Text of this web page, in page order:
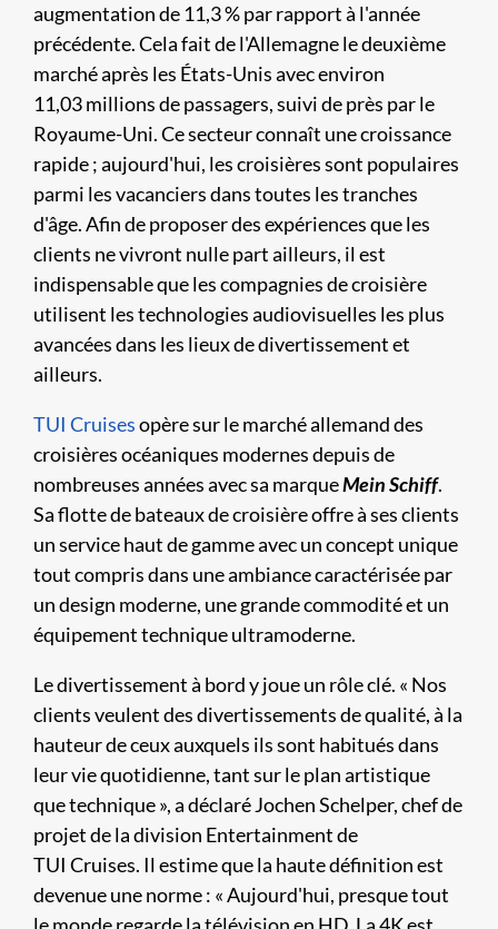
augmentation de 11,3 % par rapport à l'année
précédente. Cela fait de l'Allemagne le deuxième
marché après les États-Unis avec environ
11,03 millions de passagers, suivi de près par le
Royaume-Uni. Ce secteur connaît une croissance
rapide ; aujourd'hui, les croisières sont populaires
parmi les vacanciers dans toutes les tranches
d'âge. Afin de proposer des expériences que les
clients ne vivront nulle part ailleurs, il est
indispensable que les compagnies de croisière
utilisent les technologies audiovisuelles les plus
avancées dans les lieux de divertissement et
ailleurs.
TUI Cruisesopère sur le marché allemand des
croisières océaniques modernes depuis de
nombreuses années avec sa marqueMein Schiff.
Sa flotte de bateaux de croisière offre à ses clients
un service haut de gamme avec un concept unique
tout compris dans une ambiance caractérisée par
un design moderne, une grande commodité et un
équipement technique ultramoderne.
Le divertissement à bord y joue un rôle clé. « Nos
clients veulent des divertissements de qualité, à la
hauteur de ceux auxquels ils sont habitués dans
leur vie quotidienne, tant sur le plan artistique
que technique », a déclaré Jochen Schelper, chef de
projet de la division Entertainment de
TUI Cruises. Il estime que la haute définition est
devenue une norme : « Aujourd'hui, presque tout